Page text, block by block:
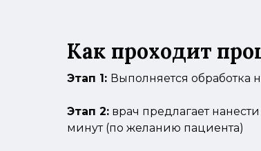
Как проходит
Этап 1: Выполняется обработка
Этап 2: врач предлагает
минут (по желанию пациента)